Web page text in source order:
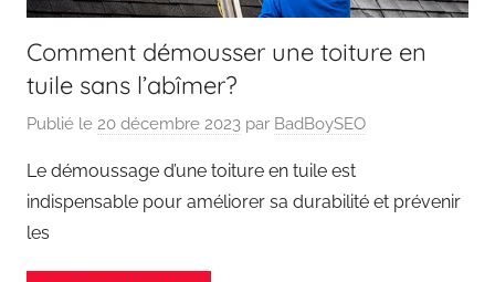
Comment démousser une toiture en
tuile sans l’abîmer?
Publié le 20 décembre 2023 par BadBoySEO
Le démoussage d’une toiture en tuile est
indispensable pour améliorer sa durabilité et prévenir
les